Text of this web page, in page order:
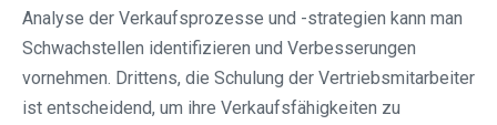
Analyse der Verkaufsprozesse und -strategien kann man
Schwachstellen identifizieren und Verbesserungen
vornehmen. Drittens, die Schulung der Vertriebsmitarbeiter
ist entscheidend, um ihre Verkaufsfähigkeiten zu